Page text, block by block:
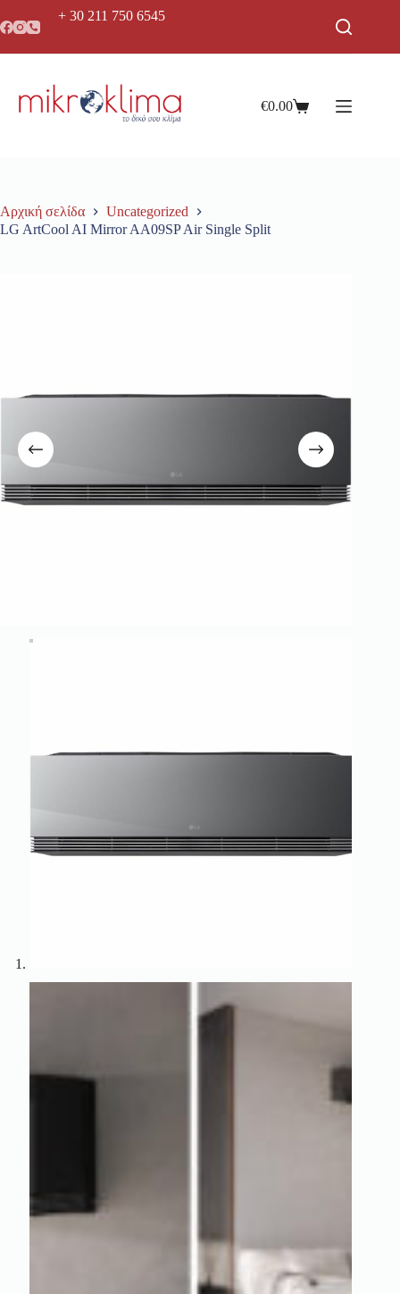
+ 30 211 750 6545
€0.00
Αρχική σελίδα
Uncategorized
LG ArtCool AI Mirror AA09SP Air Single Split